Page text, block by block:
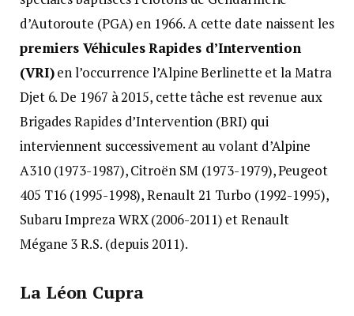
d’Autoroute (PGA) en 1966. A cette date naissent les
premiers Véhicules Rapides d’Intervention
(VRI)en l’occurrence l’Alpine Berlinette et la Matra
Djet 6. De 1967 à 2015, cette tâche est revenue aux
Brigades Rapides d’Intervention (BRI) qui
interviennent successivement au volant d’Alpine
A310 (1973-1987), Citroën SM (1973-1979), Peugeot
405 T16 (1995-1998), Renault 21 Turbo (1992-1995),
Subaru Impreza WRX (2006-2011) et Renault
Mégane 3 R.S. (depuis 2011).
La Léon Cupra